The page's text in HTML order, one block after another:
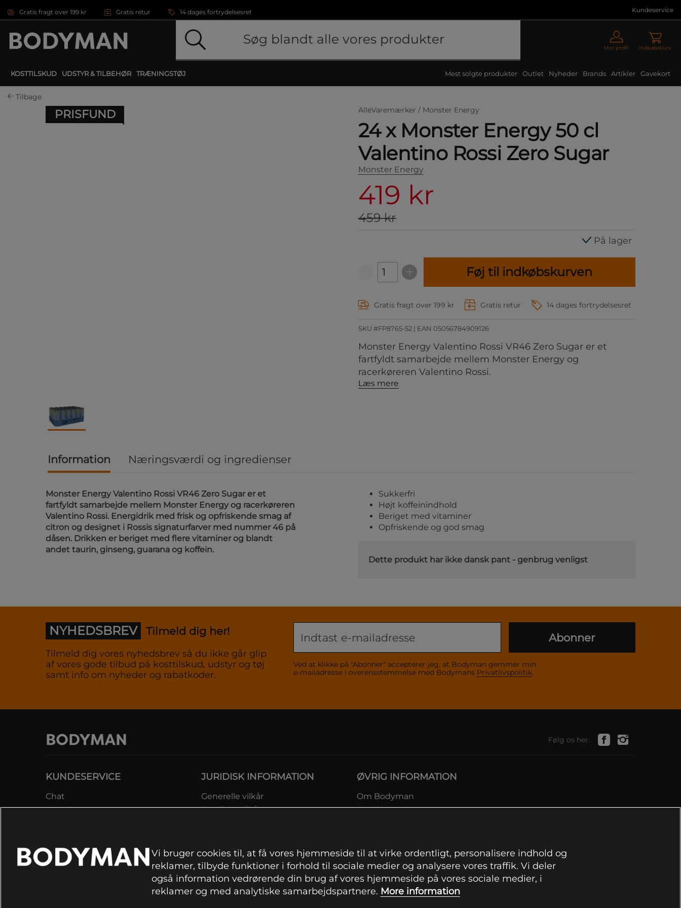
Gratis fragt over 199 kr Gratis retur 14 dages fortrydelsesret Kundeservice
Min profil Indkøbskurv
KOSTTILSKUD UDSTYR & TILBEHØR TRÆNINGSTØJ Mest solgte produkter Outlet Nyheder Brands Artikler Gavekort
Tilbage
PRISFUND AlleVaremærker / Monster Energy
24 x Monster Energy 50 cl
Valentino Rossi Zero Sugar
Monster Energy
419 kr
459 kr
På lager
Føj til indkøbskurven
Gratis fragt over 199 kr Gratis retur 14 dages fortrydelsesret
SKU #FP8765-52 | EAN 05056784909126
Monster Energy Valentino Rossi VR46 Zero Sugar er et
fartfyldt samarbejde mellem Monster Energy og
racerkøreren Valentino Rossi.
Læs mere
Information Næringsværdi og ingredienser
Monster Energy Valentino Rossi VR46 Zero Sugar er et
fartfyldt samarbejde mellem Monster Energy og racerkøreren
Valentino Rossi. Energidrik med frisk og opfriskende smag af
citron og designet i Rossis signaturfarver med nummer 46 på
dåsen. Drikken er beriget med flere vitaminer og blandt
andet taurin, ginseng, guarana og koffein.
Sukkerfri
Højt koffeinindhold
Beriget med vitaminer
Opfriskende og god smag
Dette produkt har ikke dansk pant - genbrug venligst
NYHEDSBREV Tilmeld dig her!
Tilmeld dig vores nyhedsbrev så du ikke går glip
af vores gode tilbud på kosttilskud, udstyr og tøj
samt info om nyheder og rabatkoder.
Ved at klikke på "Abonner" accepterer jeg, at Bodyman gemmer min
e-mailadresse i overensstemmelse med Bodymans Privatlivspolitik.
Abonner
Følg os her:
KUNDESERVICE
Chat
Kontakt
Reklamer
FAQ
JURIDISK INFORMATION
Generelle vilkår
Betalingsvilkår
Leveringsinformation
Prisgaranti
Information om fortrydelsesret og
reklamationer
ØVRIG INFORMATION
Om Bodyman
Gavekort
Vi bruger cookies til, at få vores hjemmeside til at virke ordentligt, personalisere indhold og
reklamer, tilbyde funktioner i forhold til sociale medier og analysere vores traffik. Vi deler
også information vedrørende din brug af vores hjemmeside på vores sociale medier, i
reklamer og med analytiske samarbejdspartnere. More information